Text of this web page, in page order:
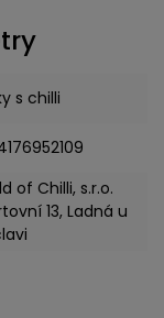
s chilli
of Chilli, s.r.o.
13, Ladná u